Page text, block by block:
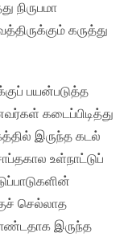
நிருபமா
கருத்து
பயன்படுத்த
கடைப்பிடித்து
இருந்த கடல்
உள்நாட்டுப்
செல்லாத
இருந்த